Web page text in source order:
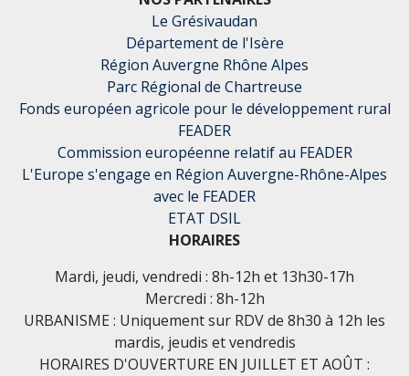
Le Grésivaudan
Département de l'Isère
Région Auvergne Rhône Alpes
Parc Régional de Chartreuse
Fonds européen agricole pour le développement rural
FEADER
Commission européenne relatif au FEADER
L'Europe s'engage en Région Auvergne-Rhône-Alpes
avec le FEADER
ETAT DSIL
HORAIRES
Mardi, jeudi, vendredi : 8h-12h et 13h30-17h
Mercredi : 8h-12h
URBANISME : Uniquement sur RDV de 8h30 à 12h les
mardis, jeudis et vendredis
HORAIRES D'OUVERTURE EN JUILLET ET AOÛT :